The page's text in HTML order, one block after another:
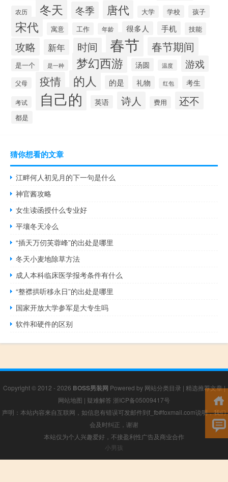
农历 冬天 冬季 唐代 大学 学校 孩子
宋代 寓意 工作 年龄 很多人 手机 技能
攻略 新年 时间 春节 春节期间
是一个 是一种 梦幻西游 汤圆 温度 游戏
父母 疫情 的人 的是 礼物 红包 考生
考试 自己的 英语 诗人 费用 还不
都是
猜你想看的文章
江畔何人初见月的下一句是什么
神官酱攻略
女生读函授什么专业好
平壤冬天冷么
“插天万仞芙蓉峰”的出处是哪里
冬天小麦地除草方法
成人本科临床医学报考条件有什么
“整襟拱听移永日”的出处是哪里
国家开放大学参军是大专生吗
软件和硬件的区别
Copyright © 2012 - 2026 BOSS男装网 Powered by 网站分类目录 | 精选推荐文章|
网站地图 | 疑难解答 浙ICP备05009417号
声明：本站内容来自互联网，如信息有错误可发邮件到f_fb#foxmail.com说明，我们
会及时纠正，谢谢
本站仅为个人兴趣爱好，不接盈利性广告及商业合作
小男孩